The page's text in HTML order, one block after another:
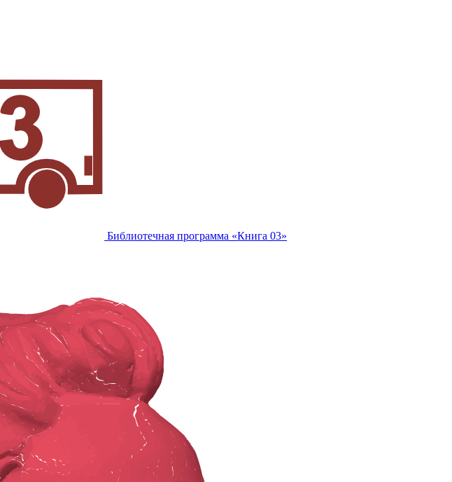
Библиотечная программа «Книга 03»